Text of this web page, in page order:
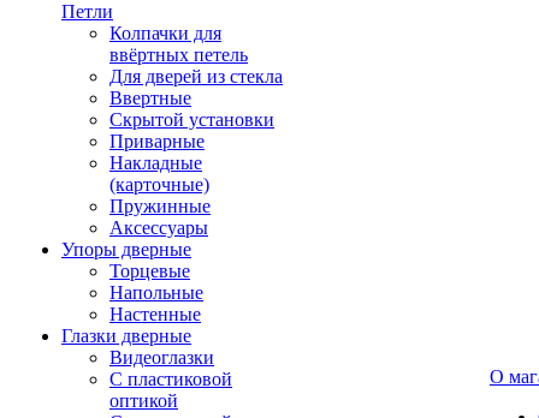
Петли
Колпачки для
ввёртных петель
Для дверей из стекла
Ввертные
Скрытой установки
Приварные
Накладные
(карточные)
Пружинные
Аксессуары
Упоры дверные
Торцевые
Напольные
Настенные
Глазки дверные
Видеоглазки
С пластиковой
оптикой
О